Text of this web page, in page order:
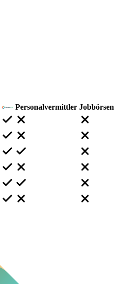
Personalvermittler Jobbörsen